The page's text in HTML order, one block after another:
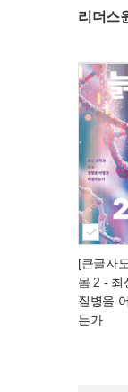
리더스
[큰글자
몸 2 - 최
질병을
는가